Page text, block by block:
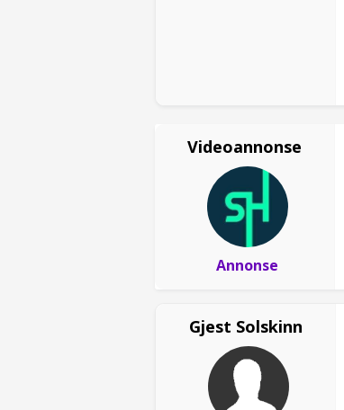
Videoannonse
Annonse
Gjest Solskinn